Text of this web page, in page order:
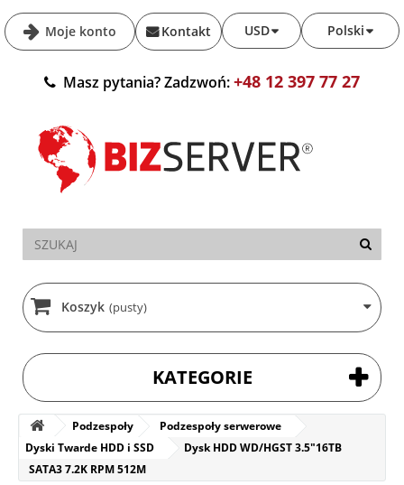
Moje konto Polski
USD
Kontakt
Masz pytania? Zadzwoń:+48 12 397 77 27
Koszyk (pusty)
KATEGORIE
Podzespoły
Podzespoły serwerowe
Dyski Twarde HDD i SSD
Dysk HDD WD/HGST 3.5"16TB
SATA3 7.2K RPM 512M